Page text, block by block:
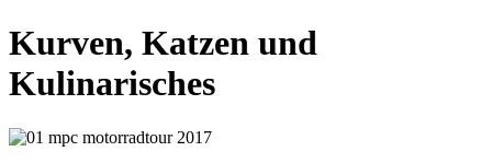
Kurven, Katzen und
Kulinarisches